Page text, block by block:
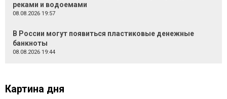
реками и водоемами
08.08.2026 19:57
В России могут появиться пластиковые денежные
банкноты
08.08.2026 19:44
Картина дня